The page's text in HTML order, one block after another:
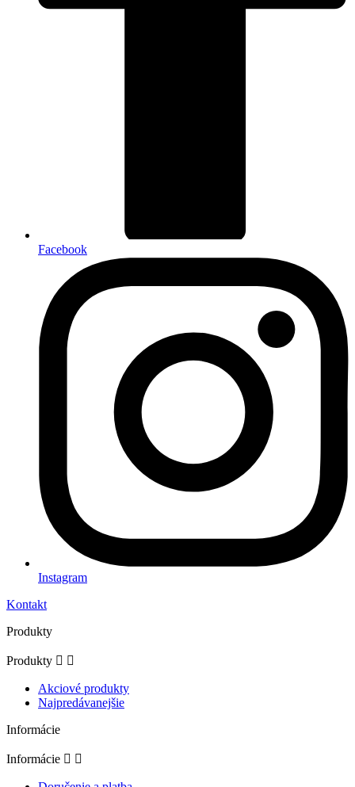
Facebook
Instagram
Kontakt
Produkty
Produkty  
Akciové produkty
Najpredávanejšie
Informácie
Informácie  